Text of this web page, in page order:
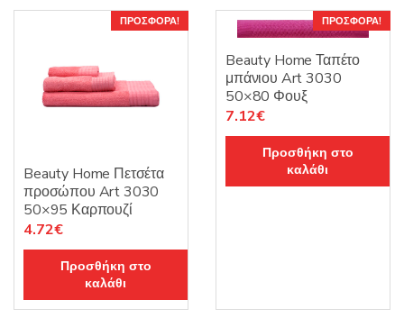
ΠΡΟΣΦΟΡΆ!
Beauty Home Πετσέτα
προσώπου Art 3030
50×95 Καρπουζί
Original
price
4.72€Η
τρέχουσα
τιμή
είναι:
4.72€.
Προσθήκη στο
καλάθι
ΠΡΟΣΦΟΡΆ!
Beauty Home Ταπέτο
μπάνιου Art 3030
50×80 Φουξ
Original
price
7.12€Η
τρέχουσα
τιμή
είναι:
Προσθήκη στο
καλάθι